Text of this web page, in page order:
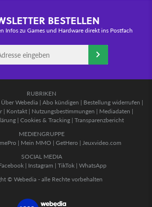
BESTELLEN
Infos zu Games und Hardware direkt ins Postfach
RUBRIKEN
Über Webedia | Abo kündigen | Bestellung widerrufen |
| Kontakt | Nutzungsbestimmungen | Mediadaten |
| Cookies & Tracking | Transparenzbericht
MEDIENGRUPPE
| Mein MMO | GetHero | Jeuxvideo.com
SOCIAL MEDIA
| Instagram | TikTok | WhatsApp
© Webedia - alle Rechte vorbehalten